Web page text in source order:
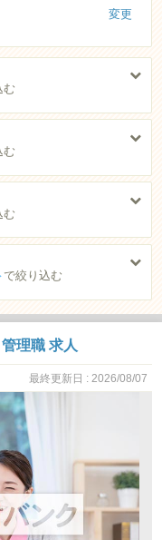
変更
む
む
む
で絞り込む
理職 求人
最終更新日 : 2026/08/07